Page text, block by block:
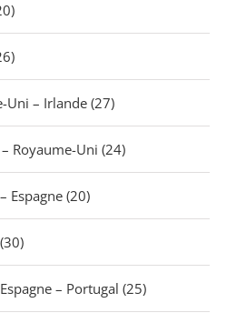
Uni – Irlande (27)
Royaume-Uni (24)
Espagne (20)
– Portugal (25)